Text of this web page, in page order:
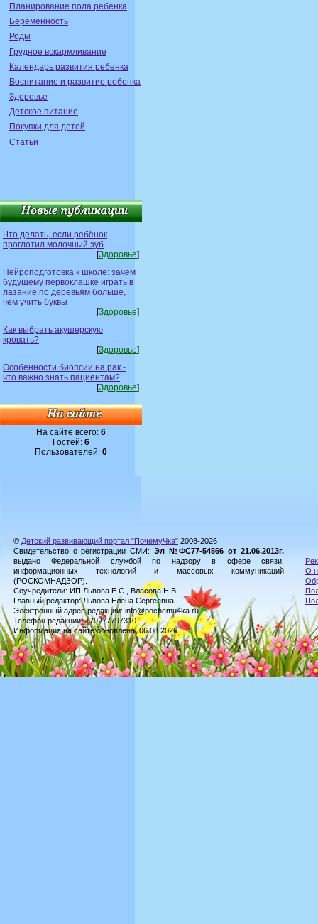
Планирование пола ребенка
Беременность
Роды
Грудное вскармливание
Календарь развития ребенка
Воспитание и развитие ребенка
Здоровье
Детское питание
Покупки для детей
Статьи
Что делать, если ребёнок
проглотил молочный зуб
[Здоровье]
Нейроподготовка к школе: зачем
будущему первоклашке играть в
лазание по деревьям больше,
чем учить буквы
[Здоровье]
Как выбрать акушерскую
кровать?
[Здоровье]
Особенности биопсии на рак -
что важно знать пациентам?
[Здоровье]
На сайте всего: 6
Гостей: 6
Пользователей: 0
© Детский развивающий портал "ПочемуЧка" 2008-2026
Свидетельство о регистрации СМИ: Эл №ФС77-54566 от 21.06.2013г.
выдано Федеральной службой по надзору в сфере связи,
информационных технологий и массовых коммуникаций
(РОСКОМНАДЗОР).
Соучредители: ИП Львова Е.С., Власова Н.В.
Главный редактор: Львова Елена Сергеевна
Электронный адрес редакции: info@pochemu4ka.ru
Телефон редакции: +79277797310
Информация на сайте обновлена: 06.08.2026
О